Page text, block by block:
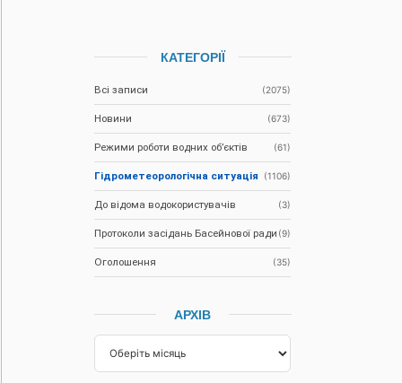
КАТЕГОРІЇ
Всі записи (2075)
Новини (673)
Режими роботи водних об’єктів (61)
Гідрометеорологічна ситуація (1106)
До відома водокористувачів (3)
Протоколи засідань Басейнової ради (9)
Оголошення (35)
АРХІВ